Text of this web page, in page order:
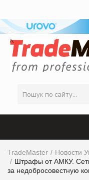
TradeMaster
Новости
Штрафы от АМКУ.
за недобросовестную